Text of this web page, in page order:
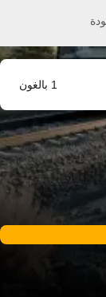
1 بالغون